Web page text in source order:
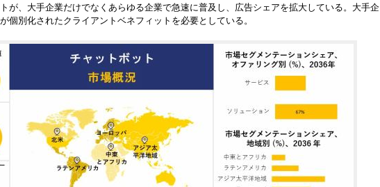
が、大手企業だけでなくあらゆる企業で急速に普及し、広告シェアを拡大している。大手企
個別化されたクライアントベネフィットを必要としている。